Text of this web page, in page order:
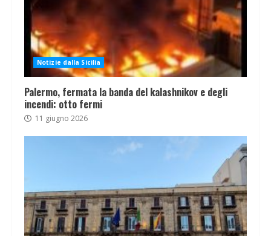
Notizie dalla Sicilia
Palermo, fermata la banda del kalashnikov e degli
incendi: otto fermi
11 giugno 2026